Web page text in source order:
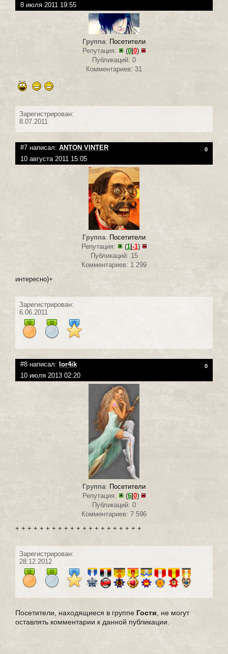
8 июля 2011 19:55
Группа: Посетители
Репутация:
(0| 0)
Публикаций: 0
Комментариев: 31
Зарегистрирован:
8.07.2011
#7 написал: ANTON VINTER 0
10 августа 2011 15:05
Группа: Посетители
Репутация:
(1| -1)
Публикаций: 15
Комментариев: 1 299
интересно)+
Зарегистрирован:
6.06.2011
#8 написал: lor4ik 0
10 июля 2013 02:20
Группа: Посетители
Репутация:
(6| 0)
Публикаций: 0
Комментариев: 7 596
+ + + + + + + + + + + + + + + + + + + + +
Зарегистрирован:
28.12.2012
Посетители, находящиеся в группе Гости , не могут
оставлять комментарии к данной публикации.